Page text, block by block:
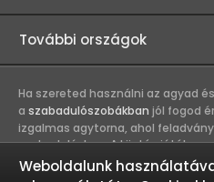
További országok
Ha szereted használni az agyad
a szabadulószobákban jól fogod
izgalmas agytorna, ahol
szabaduláshoz. A kijutós játék
erősíti a játékosok közötti
munkahelyi és baráti
Weboldalunk